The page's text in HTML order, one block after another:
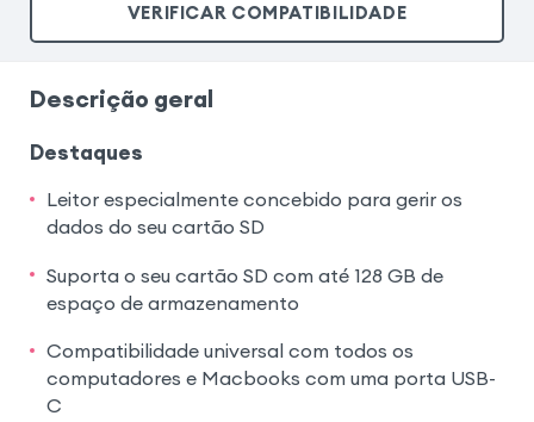
VERIFICAR COMPATIBILIDADE
Descrição geral
Destaques
Leitor especialmente concebido para gerir os
dados do seu cartão SD
Suporta o seu cartão SD com até 128 GB de
espaço de armazenamento
Compatibilidade universal com todos os
computadores e Macbooks com uma porta USB-
C